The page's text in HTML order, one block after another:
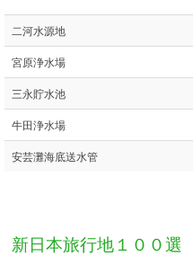
二河水源地
宮原浄水場
三永貯水池
牛田浄水場
安芸灘海底送水管
新日本旅行地１００選